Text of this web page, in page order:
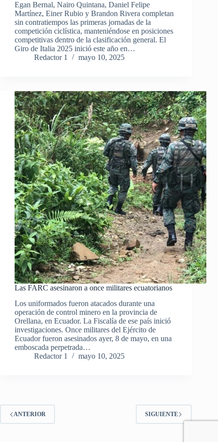
Egan Bernal, Nairo Quintana, Daniel Felipe
Martínez, Einer Rubio y Brandon Rivera completan
sin contratiempos las primeras jornadas de la
competición ciclística, manteniéndose en posiciones
competitivas dentro de la clasificación general. El
Giro de Italia 2025 inició este año en…
Redactor 1
mayo 10, 2025
Las FARC asesinaron a once militares ecuatorianos
Los uniformados fueron atacados durante una
operación de control minero en la provincia de
Orellana, en Ecuador. La Fiscalía de ese país inició
investigaciones. Once militares del Ejército de
Ecuador fueron asesinados ayer, 8 de mayo, en una
emboscada perpetrada…
Redactor 1
mayo 10, 2025
ANTERIOR SIGUIENTE